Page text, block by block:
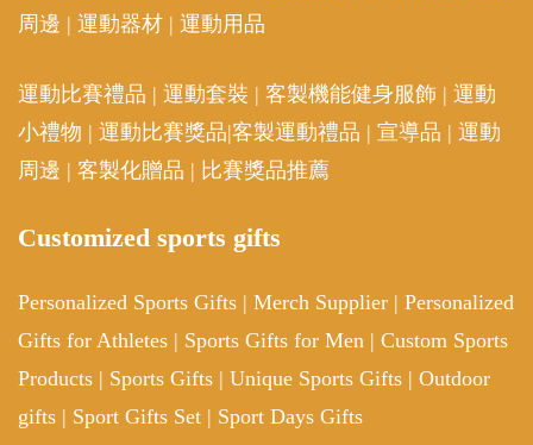
周邊 | 運動器材 | 運動用品
運動比賽禮品 | 運動套裝 | 客製機能健身服飾 | 運動
小禮物 | 運動比賽獎品|客製運動禮品 | 宣導品 | 運動
周邊 | 客製化贈品 | 比賽獎品推薦
Customized sports gifts
Personalized Sports Gifts | Merch Supplier | Personalized
Gifts for Athletes | Sports Gifts for Men | Custom Sports
Products | Sports Gifts | Unique Sports Gifts | Outdoor
gifts | Sport Gifts Set | Sport Days Gifts